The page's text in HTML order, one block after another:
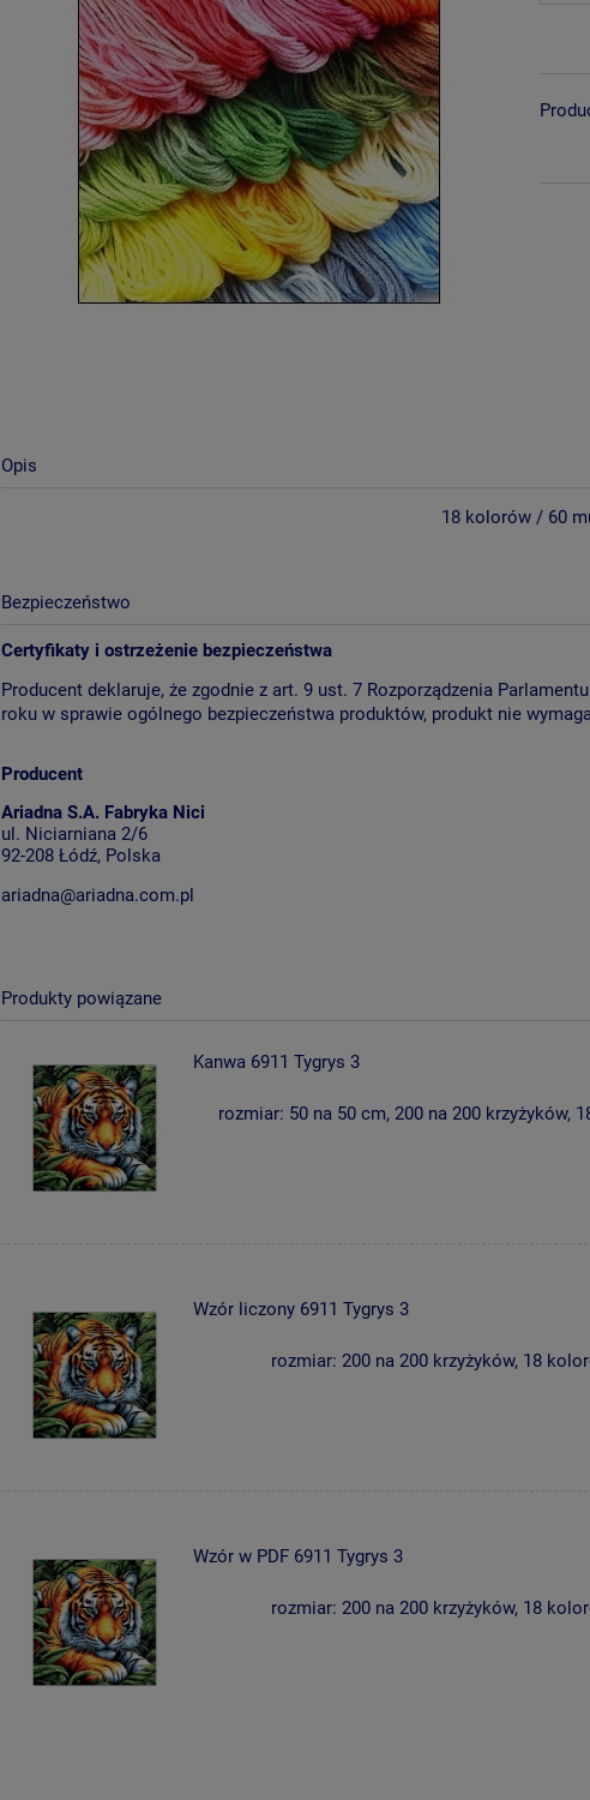
Opis
18 kolorów / 60
Bezpieczeństwo
Certyfikaty i ostrzeżenie bezpieczeństwa
Producent deklaruje, że zgodnie z art. 9 ust. 7 Rozporządzenia
roku w sprawie ogólnego bezpieczeństwa produktów, produkt nie
Producent
Ariadna S.A. Fabryka Nici
ul. Niciarniana 2/6
92-208 Łódź, Polska
ariadna@ariadna.com.pl
Produkty powiązane
Kanwa 6911 Tygrys 3
rozmiar: 50 na 50 cm, 200 na 200 krzyżyków,
Wzór liczony 6911 Tygrys 3
rozmiar: 200 na 200 krzyżyków, 18
Wzór w PDF 6911 Tygrys 3
rozmiar: 200 na 200 krzyżyków, 18